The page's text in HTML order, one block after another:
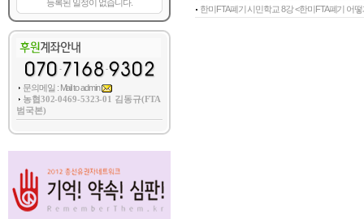
문의메일 : Mail to admin
농협302-0469-5323-01 김동규(FTA
범국본)
한미FTA폐기 시민학교 8강 <한미FTA폐기 어